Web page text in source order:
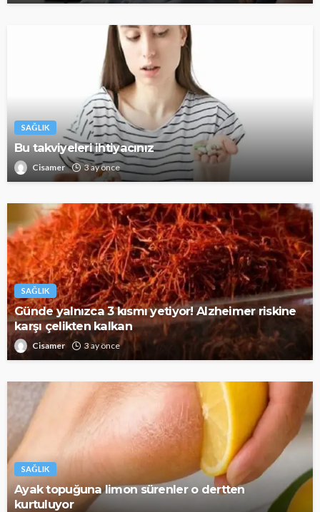
SAĞLIK
Bu takviyeleri ihtiyacınız
Cisamer 3 ay önce
SAĞLIK
Günde yalnızca 3 kısmı yetiyor! Alzheimer riskine
karşı çelikten kalkan
Cisamer 3 ay önce
SAĞLIK
Ayak topuğuna limon sürenler o dertten
kurtuluyor